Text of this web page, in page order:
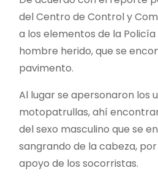
del Centro de Control y
a los elementos de la
hombre herido, que se
pavimento.
Al lugar se apersonaron los
motopatrullas, ahí
del sexo masculino que se
sangrando de la cabeza,
apoyo de los socorristas.